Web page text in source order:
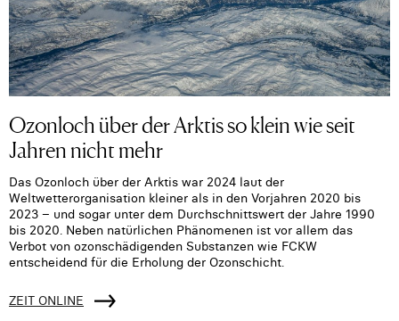
Ozonloch über der Arktis so klein wie seit
Jahren nicht mehr
Das Ozonloch über der Arktis war 2024 laut der
Weltwetterorganisation kleiner als in den Vorjahren 2020 bis
2023 – und sogar unter dem Durchschnittswert der Jahre 1990
bis 2020. Neben natürlichen Phänomenen ist vor allem das
Verbot von ozonschädigenden Substanzen wie FCKW
entscheidend für die Erholung der Ozonschicht.
ZEIT ONLINE